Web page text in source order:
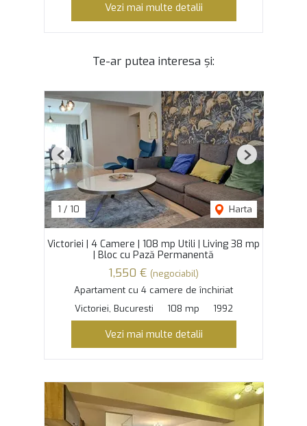
Vezi mai multe detalii
Te-ar putea interesa și:
1 / 10 Harta
Previous Next
Victoriei | 4 Camere | 108 mp Utili | Living 38 mp
| Bloc cu Pază Permanentă
1,550 € (negociabil)
Apartament cu 4 camere de închiriat
Victoriei, Bucuresti
108 mp 1992
Vezi mai multe detalii